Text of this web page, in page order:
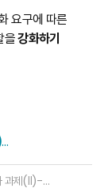
요구에 따른
을강화하기
1.CEO Report「보험산업 진단과 과제(Ⅱ)-사회안전망」
보도자료_20-12호_보험산업 진단과 과제(Ⅱ)-사회안전망.pdf